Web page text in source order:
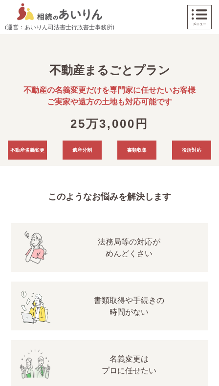
(運営：あいりん司法書士行政書士事務所)
不動産まるごとプラン
不動産の名義変更だけを専門家に任せたいお客様
ご実家や遠方の土地も対応可能です
25万3,000円
不動産名義変更 遺産分割 書類収集 役所対応
このようなお悩みを解決します
法務局等の対応が
めんどくさい
書類取得や手続きの
時間がない
名義変更は
プロに任せたい